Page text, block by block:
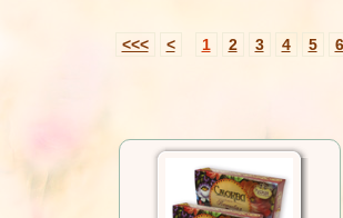
<<< < 1 2 3 4 5 6